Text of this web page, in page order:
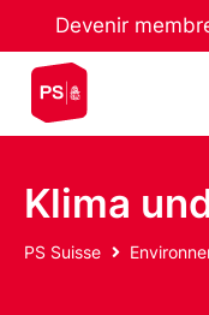
Devenir
Klima
PS Suisse